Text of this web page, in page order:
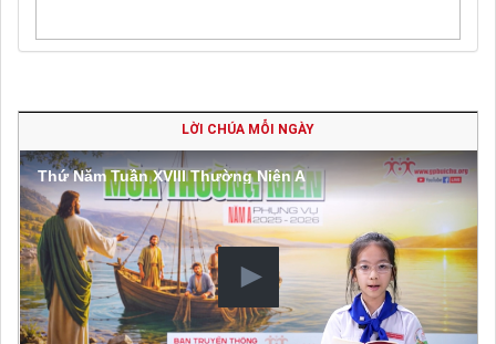
LỜI CHÚA MỖI NGÀY
Thứ Năm Tuần XVIII Thường Niên A